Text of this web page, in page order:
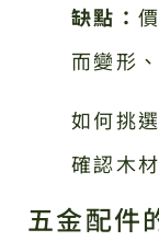
缺點：
而變形
如何挑
確認木
五金配件